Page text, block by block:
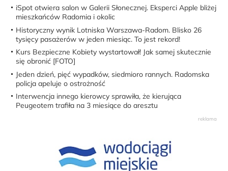
iSpot otwiera salon w Galerii Słonecznej. Eksperci Apple bliżej
mieszkańców Radomia i okolic
Historyczny wynik Lotniska Warszawa-Radom. Blisko 26
tysięcy pasażerów w jeden miesiąc. To jest rekord!
Kurs Bezpieczne Kobiety wystartował! Jak samej skutecznie
się obronić [FOTO]
Jeden dzień, pięć wypadków, siedmioro rannych. Radomska
policja apeluje o ostrożność
Interwencja innego kierowcy sprawiła, że kierująca
Peugeotem trafiła na 3 miesiące do aresztu